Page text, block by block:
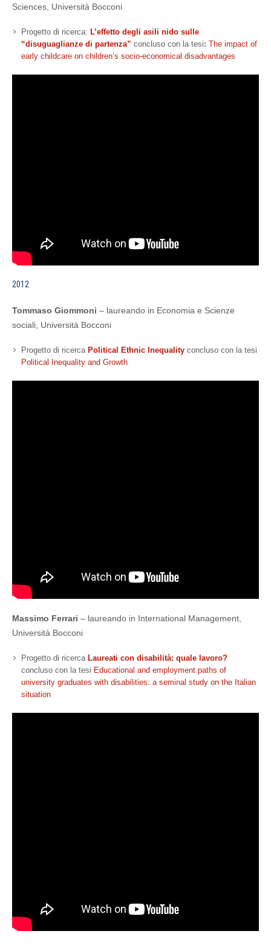
Sciences, Università Bocconi
Progetto di ricerca:L’effetto degli asili nido sulle
“disuguaglianze di partenza” concluso con la tesi:The impact of
early childcare on children’s socio-economical disadvantages
2012
Tommaso Giommoni – laureando in Economia e Scienze
sociali, Università Bocconi
Progetto di ricercaPolitical Ethnic Inequality concluso con la tesi
Political Inequality and Growth
Massimo Ferrari – laureando in International Management,
Università Bocconi
Progetto di ricercaLaureati con disabilità: quale lavoro?
concluso con la tesi Educational and employment paths of
university graduates with disabilities: a seminal study on the Italian
situation